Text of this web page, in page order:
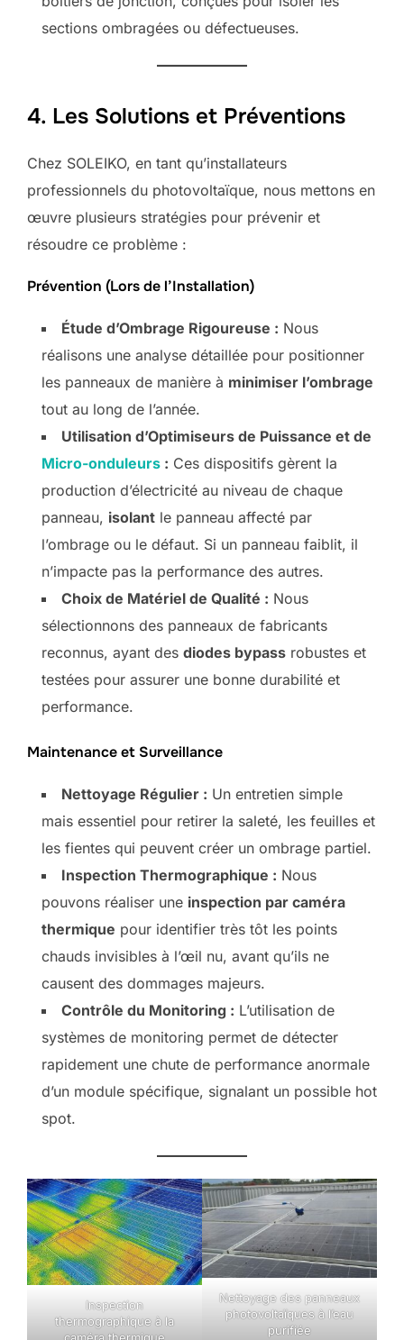
sections ombragées ou défectueuses.
4. Les Solutions et Préventions
Chez SOLEIKO, en tant qu’installateurs
professionnels du photovoltaïque, nous mettons en
œuvre plusieurs stratégies pour prévenir et
résoudre ce problème :
Prévention (Lors de l’Installation)
Étude d’Ombrage Rigoureuse : Nous
réalisons une analyse détaillée pour positionner
les panneaux de manière à minimiser l’ombrage
tout au long de l’année.
Utilisation d’Optimiseurs de Puissance et de
Micro-onduleurs : Ces dispositifs gèrent la
production d’électricité au niveau de chaque
panneau, isolant le panneau affecté par
l’ombrage ou le défaut. Si un panneau faiblit, il
n’impacte pas la performance des autres.
Choix de Matériel de Qualité : Nous
sélectionnons des panneaux de fabricants
reconnus, ayant des diodes bypass robustes et
testées pour assurer une bonne durabilité et
performance.
Maintenance et Surveillance
Nettoyage Régulier : Un entretien simple
mais essentiel pour retirer la saleté, les feuilles et
les fientes qui peuvent créer un ombrage partiel.
Inspection Thermographique : Nous
pouvons réaliser une inspection par caméra
thermique pour identifier très tôt les points
chauds invisibles à l’œil nu, avant qu’ils ne
causent des dommages majeurs.
Contrôle du Monitoring : L’utilisation de
systèmes de monitoring permet de détecter
rapidement une chute de performance anormale
d’un module spécifique, signalant un possible hot
spot.
Inspection
thermographique à la
Nettoyage des panneaux
photovoltaïques à l’eau
purifiée